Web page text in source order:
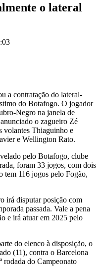
o lateral
a contratação do lateral-
do Botafogo. O jogador
Negro na janela de
o zagueiro Zé
volantes Thiaguinho e
e Wellington Rato.
pelo Botafogo, clube
foram 33 jogos, com dois
tem 116 jogos pelo Fogão,
irá disputar posição com
passada. Vale a pena
e irá atuar em 2025 pelo
do elenco à disposição, o
(11), contra o Barcelona
rodada do Campeonato